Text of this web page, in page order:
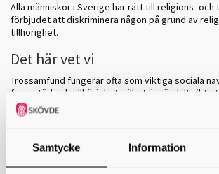
Samtycke Information
Alla människor i Sverige har rätt till religions-
förbjudet att diskriminera någon på grund av
tillhörighet.
Det här vet vi
Trossamfund fungerar ofta som viktiga sociala
finna stöd och tillhörighet, vilket är särskilt viktigt
samhällen där människor från olika kulturer möts.
bevarar och förmedlar kulturella och religiösa
liknande kulturell och religiös bakgrund. Många
sociala aktiviteter och insatser, vilket bidrar till
samhälle. Trossamfunden ger möjlighet för